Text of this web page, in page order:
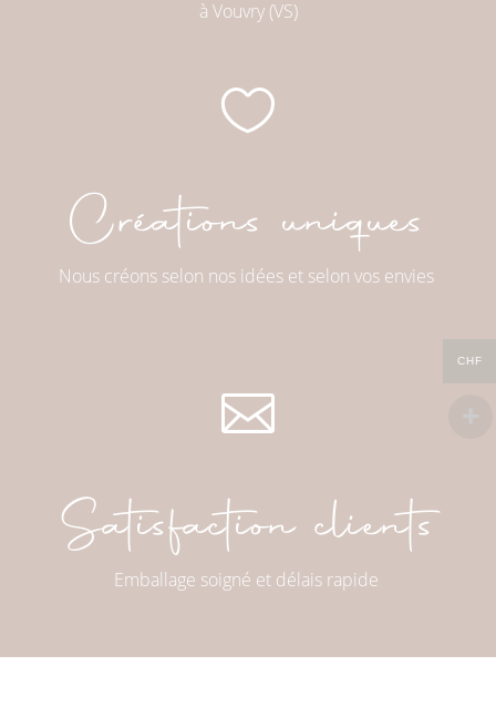
à Vouvry (VS)

Créations uniques
Nous créons selon nos idées et selon vos envies

Satisfaction clients
Emballage soigné et délais rapide
CHF